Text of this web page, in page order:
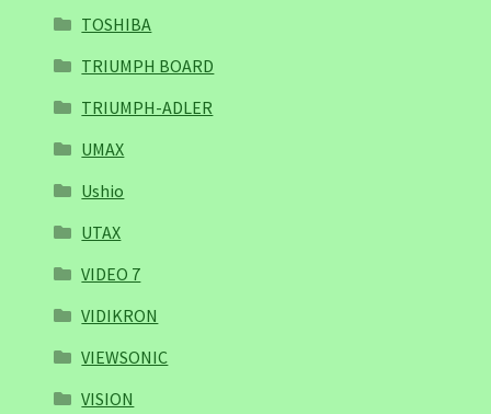
TOSHIBA
TRIUMPH BOARD
TRIUMPH-ADLER
UMAX
Ushio
UTAX
VIDEO 7
VIDIKRON
VIEWSONIC
VISION